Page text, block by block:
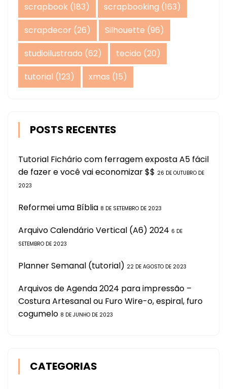
scrapbook (183) scrapbooking (163)
scrapdecor (26) Silhouette (96)
studioilustrado (62) tecido (20)
tutorial (123) xmas (15)
POSTS RECENTES
Tutorial Fichário com ferragem exposta A5 fácil
de fazer e você vai economizar $$ 26 DE OUTUBRO DE
2023
Reformei uma Bíblia 8 DE SETEMBRO DE 2023
Arquivo Calendário Vertical (A6) 2024 6 DE
SETEMBRO DE 2023
Planner Semanal (tutorial) 22 DE AGOSTO DE 2023
Arquivos de Agenda 2024 para impressão –
Costura Artesanal ou Furo Wire-o, espiral, furo
cogumelo 8 DE JUNHO DE 2023
CATEGORIAS